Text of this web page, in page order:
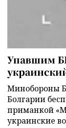
Упавшим
Минобороны
Болгарии
приманкой
украинские